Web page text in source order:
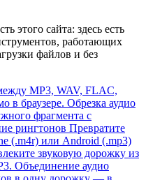
этого сайта: здесь есть
работающих
файлов и без
MP3, WAV, FLAC,
в браузере. Обрезка аудио
фрагмента с
рингтонов Превратите
(.m4r) или Android (.mp3)
звуковую дорожку из
Объединение аудио